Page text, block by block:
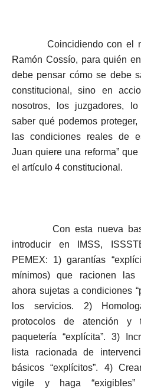
Coincidiendo con el
Ramón Cossío, para quién
debe pensar cómo se debe
constitucional, sino en
nosotros, los juzgadores,
saber qué podemos
las condiciones reales de
Juan quiere una reforma”
el artículo 4 constitucional.
Con esta nueva base
introducir en IMSS,
PEMEX: 1) garantías
mínimos) que racionen las
ahora sujetas a condiciones
los servicios. 2)
protocolos de atención y
paquetería “explícita”. 3)
lista racionada de
básicos “explícitos”. 4)
vigile y haga